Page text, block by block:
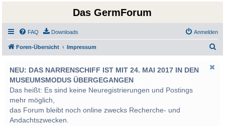
Das GermForum
FAQ Downloads Anmelden
Foren-Übersicht Impressum
NEU: DAS NARRENSCHIFF IST MIT 24. MAI 2017 IN DEN
MUSEUMSMODUS ÜBERGEGANGEN
Das heißt: Es sind keine Neuregistrierungen und Postings
mehr möglich,
das Forum bleibt noch online zwecks Recherche- und
Andachtszwecken.